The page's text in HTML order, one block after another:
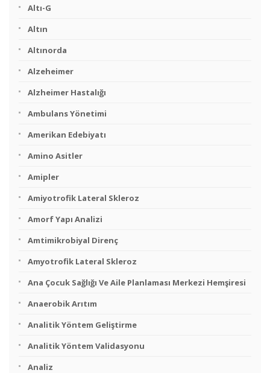
Altı-G
Altın
Altınorda
Alzeheimer
Alzheimer Hastalığı
Ambulans Yönetimi
Amerikan Edebiyatı
Amino Asitler
Amipler
Amiyotrofik Lateral Skleroz
Amorf Yapı Analizi
Amtimikrobiyal Direnç
Amyotrofik Lateral Skleroz
Ana Çocuk Sağlığı Ve Aile Planlaması Merkezi Hemşiresi
Anaerobik Arıtım
Analitik Yöntem Geliştirme
Analitik Yöntem Validasyonu
Analiz